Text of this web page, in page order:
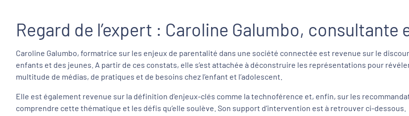
Regard de l’expert : Caroline Galumbo, consultante
Caroline Galumbo, formatrice sur les enjeux de parentalité dans une société connectée est revenue sur le
enfants et des jeunes. A partir de ces constats, elle s’est attachée à déconstruire les représentations pour
multitude de médias, de pratiques et de besoins chez l’enfant et l’adolescent.
Elle est également revenue sur la définition d’enjeux-clés comme la technoférence et, enfin, sur les
comprendre cette thématique et les défis qu’elle soulève. Son support d’intervention est à retrouver ci-dessous.